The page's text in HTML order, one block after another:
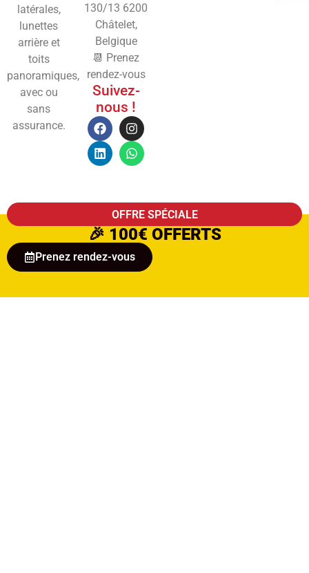
latérales,
lunettes
arrière et
toits
panoramiques,
avec ou
sans
assurance.
130/13 6200
Châtelet,
Belgique
📆 Prenez
rendez-vous
Suivez-
nous !
OFFRE SPÉCIALE
🎉 100€ OFFERTS
Prenez rendez-vous